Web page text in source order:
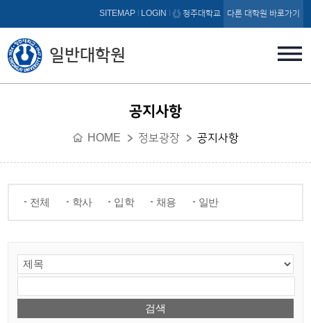
본문 바로가기
일반대학원
SITEMAP LOGIN 청주대학교 다른 대학원 바로가기
공지사항
HOME 정보광장 공지사항
전체 학사 입학 채용 일반